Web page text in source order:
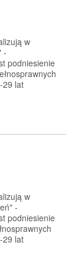
w
-
podniesienie
29 lat
w
-
podniesienie
29 lat